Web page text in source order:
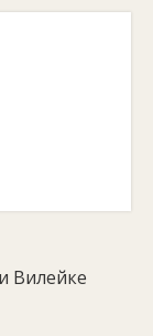
Вилейке